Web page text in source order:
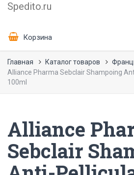
Spedito.ru
Корзина
Главная Каталог товаров
Alliance Pharma Sebclair Shampoing
100ml
Alliance
Sebclair